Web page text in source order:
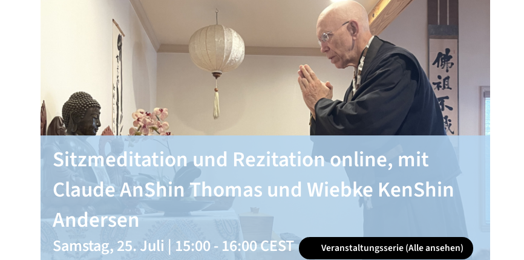
Sitzmeditation und Rezitation online, mit
Claude AnShin Thomas und Wiebke KenShin
Andersen
Samstag, 25. Juli | 15:00-16:00CEST Veranstaltungsserie(Alle ansehen)